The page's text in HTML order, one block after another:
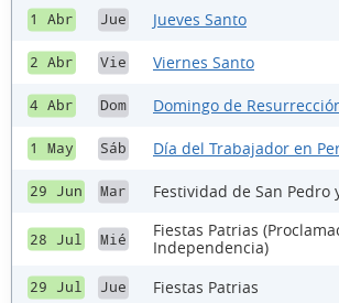
1 Abr Jue Jueves Santo
2 Abr Vie Viernes Santo
4 Abr Dom Domingo de
1 May Sáb Día del Trabajador en
29 Jun Mar Festividad de San Pedro
28 Jul Mié
Fiestas Patrias
Independencia)
29 Jul Jue Fiestas Patrias